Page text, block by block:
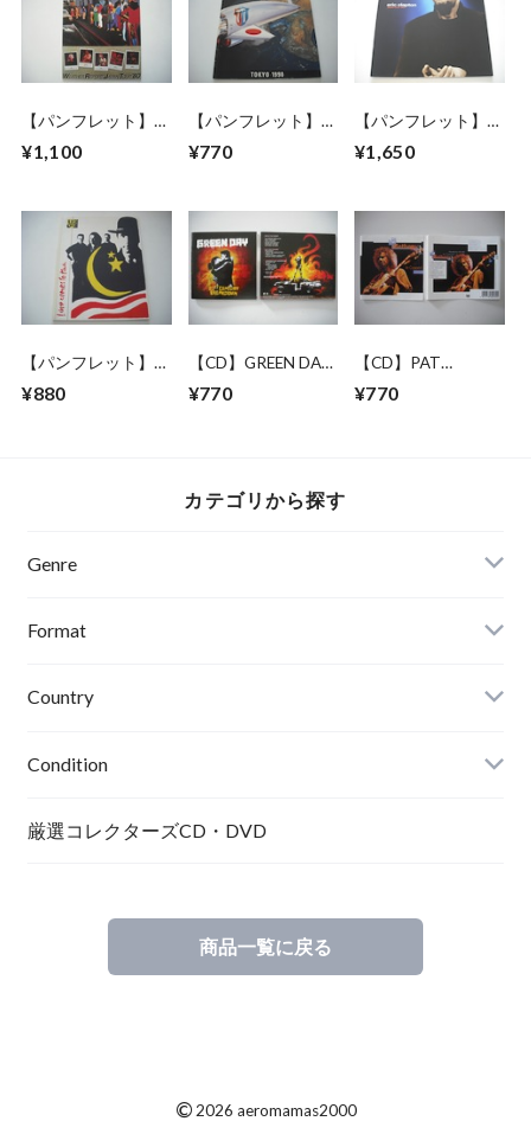
【パンフレット】
WEATHER REPORT
JAPAN TOUR 1980
¥1,100
【パンフレット】
ROLLING STONES /
STEEL WHEELS
¥770
【パンフレット】
ERIC CLAPTON /
1999 JAPAN TOUR
¥1,650
【パンフレット】
U2 / LOVE COMES
TO TOWN TOUR
¥880
【CD】GREEN DAY
/ 21ST CENTURY
BREAKDOWN
¥770
【CD】PAT
METHENY GROUP /
IN CONCERT
¥770
カテゴリから探す
Genre
Format
Country
Condition
厳選コレクターズCD・DVD
商品一覧に戻る
© 2026 aeromamas2000